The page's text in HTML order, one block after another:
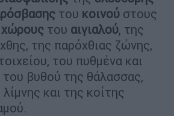
του κοινού στους
χώρους του αιγιαλού, της
της παρόχθιας ζώνης,
του πυθμένα και
βυθού της θάλασσας,
και της κοίτης